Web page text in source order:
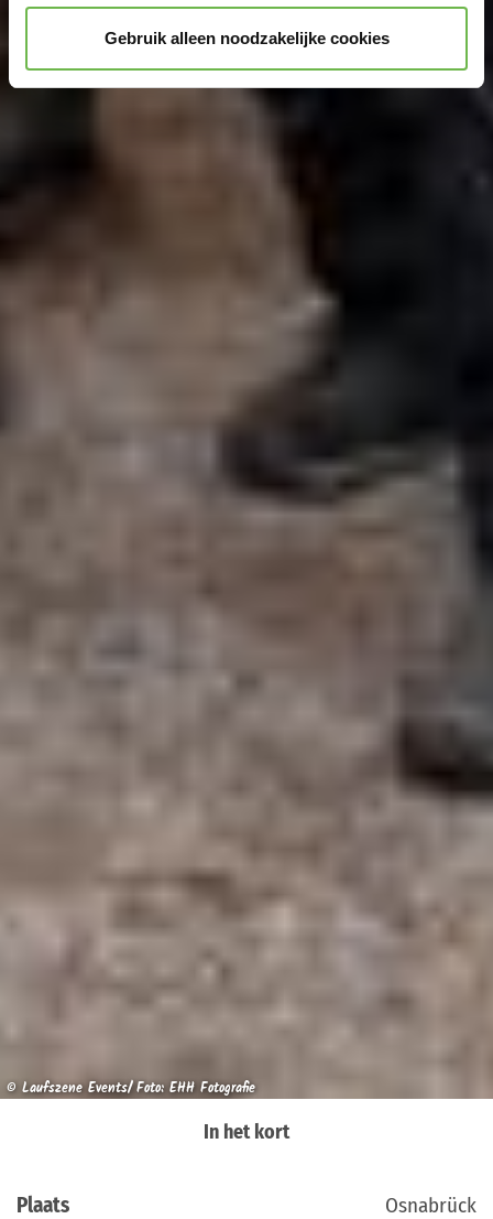
Gebruik alleen noodzakelijke cookies
© Laufszene Events/ Foto: EHH Fotografie
In het kort
Plaats Osnabrück